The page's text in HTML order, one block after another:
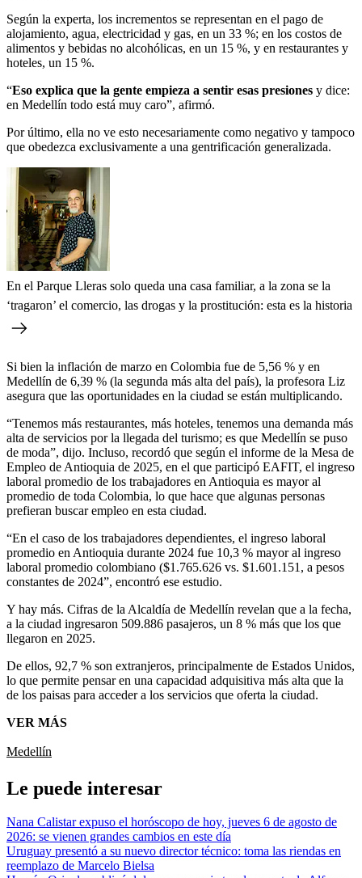
Según la experta, los incrementos se representan en el pago de
alojamiento, agua, electricidad y gas, en un 33 %; en los costos de
alimentos y bebidas no alcohólicas, en un 15 %, y en restaurantes y
hoteles, un 15 %.
“Eso explica que la gente empieza a sentir esas presiones y dice:
en Medellín todo está muy caro”, afirmó.
Por último, ella no ve esto necesariamente como negativo y tampoco
que obedezca exclusivamente a una gentrificación generalizada.
En el Parque Lleras solo queda una casa familiar, a la zona se la
‘tragaron’ el comercio, las drogas y la prostitución: esta es la historia
Si bien la inflación de marzo en Colombia fue de 5,56 % y en
Medellín de 6,39 % (la segunda más alta del país), la profesora Liz
asegura que las oportunidades en la ciudad se están multiplicando.
“Tenemos más restaurantes, más hoteles, tenemos una demanda más
alta de servicios por la llegada del turismo; es que Medellín se puso
de moda”, dijo. Incluso, recordó que según el informe de la Mesa de
Empleo de Antioquia de 2025, en el que participó EAFIT, el ingreso
laboral promedio de los trabajadores en Antioquia es mayor al
promedio de toda Colombia, lo que hace que algunas personas
prefieran buscar empleo en esta ciudad.
“En el caso de los trabajadores dependientes, el ingreso laboral
promedio en Antioquia durante 2024 fue 10,3 % mayor al ingreso
laboral promedio colombiano ($1.765.626 vs. $1.601.151, a pesos
constantes de 2024”, encontró ese estudio.
Y hay más. Cifras de la Alcaldía de Medellín revelan que a la fecha,
a la ciudad ingresaron 509.886 pasajeros, un 8 % más que los que
llegaron en 2025.
De ellos, 92,7 % son extranjeros, principalmente de Estados Unidos,
lo que permite pensar en una capacidad adquisitiva más alta que la
de los paisas para acceder a los servicios que oferta la ciudad.
VER MÁS
Medellín
Le puede interesar
Nana Calistar expuso el horóscopo de hoy, jueves 6 de agosto de
2026: se vienen grandes cambios en este día
Uruguay presentó a su nuevo director técnico: toma las riendas en
reemplazo de Marcelo Bielsa